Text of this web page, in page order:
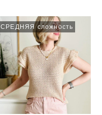
СРЕДНЯЯ сложность